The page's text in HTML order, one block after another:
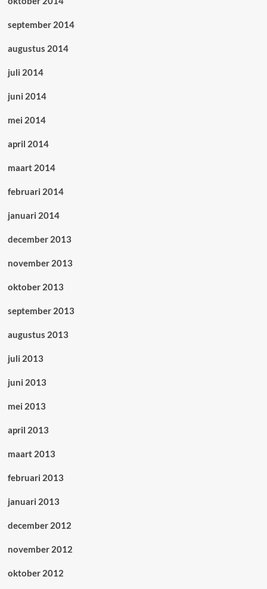
september 2014
augustus 2014
juli 2014
juni 2014
mei 2014
april 2014
maart 2014
februari 2014
januari 2014
december 2013
november 2013
oktober 2013
september 2013
augustus 2013
juli 2013
juni 2013
mei 2013
april 2013
maart 2013
februari 2013
januari 2013
december 2012
november 2012
oktober 2012